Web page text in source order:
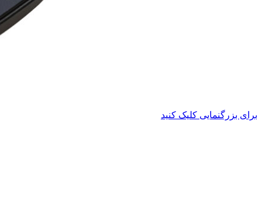
برای بزرگنمایی کلیک کنید